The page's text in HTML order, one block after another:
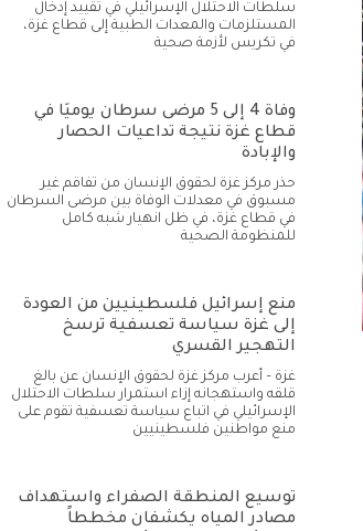
سلطات الاحتلال الإسرائيلي في تقييد إدخال
المستلزمات والمعدات الطبية إلى قطاع غزة،
في تكريس لأزمة صحية
وفاة 4 إلى 5 مرضى سرطان يوميًا في
قطاع غزة نتيجة تداعيات الحصار
والإبادة
حذر مركز غزة لحقوق الإنسان من تفاقم غير
مسبوق في معدلات الوفاة بين مرضى السرطان
في قطاع غزة، في ظل انهيار شبه كامل
للمنظومة الصحية
منع إسرائيل فلسطينيين من العودة
إلى غزة سياسة تعسفية ترسخ
التهجير القسري
غزة – أعرب مركز غزة لحقوق الإنسان عن بالغ
قلقه واستهجانه إزاء استمرار سلطات الاحتلال
الإسرائيلي في اتباع سياسة تعسفية تقوم على
منع مواطنين فلسطينيين
توسيع المنطقة الصفراء واستهداف
مصادر المياه يكشفان مخططاً